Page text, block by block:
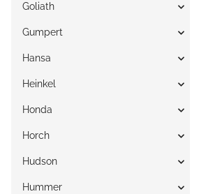
Goliath
Gumpert
Hansa
Heinkel
Honda
Horch
Hudson
Hummer